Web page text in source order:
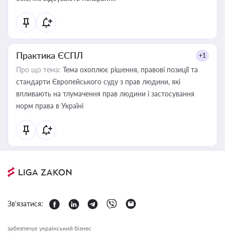
Практика ЄСПЛ +1
Про що тема: Тема охоплює рішення, правові позиції та
стандарти Європейського суду з прав людини, які
впливають на тлумачення прав людини і застосування
норм права в Україні
Зв'язатися:
забезпечує український бізнес